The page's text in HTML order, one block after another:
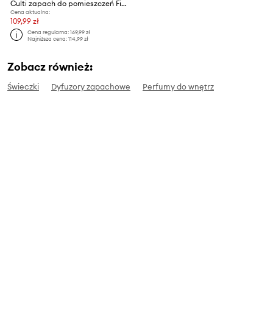
Culti zapach do pomieszczeń Ficum Blu 100 ml
Cena aktualna:
109,99 zł
Cena regularna:169,99 zł
Najniższa cena:114,99 zł
Zobacz również:
Świeczki Dyfuzory zapachowe Perfumy do wnętrz